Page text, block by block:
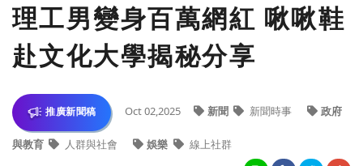
理工男變身百萬網紅 啾啾鞋
赴文化大學揭秘分享
推廣新聞稿 Oct 02,2025 新聞 新聞時事 政府
與教育 人群與社會 娛樂 線上社群